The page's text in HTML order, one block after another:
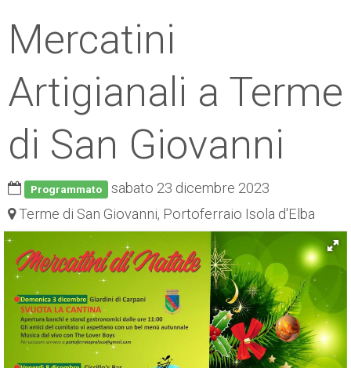
ESP
SLO
Mercatini
Artigianali a Terme
di San Giovanni
Programmato
sabato 23 dicembre 2023
Terme di San Giovanni, Portoferraio Isola d'Elba